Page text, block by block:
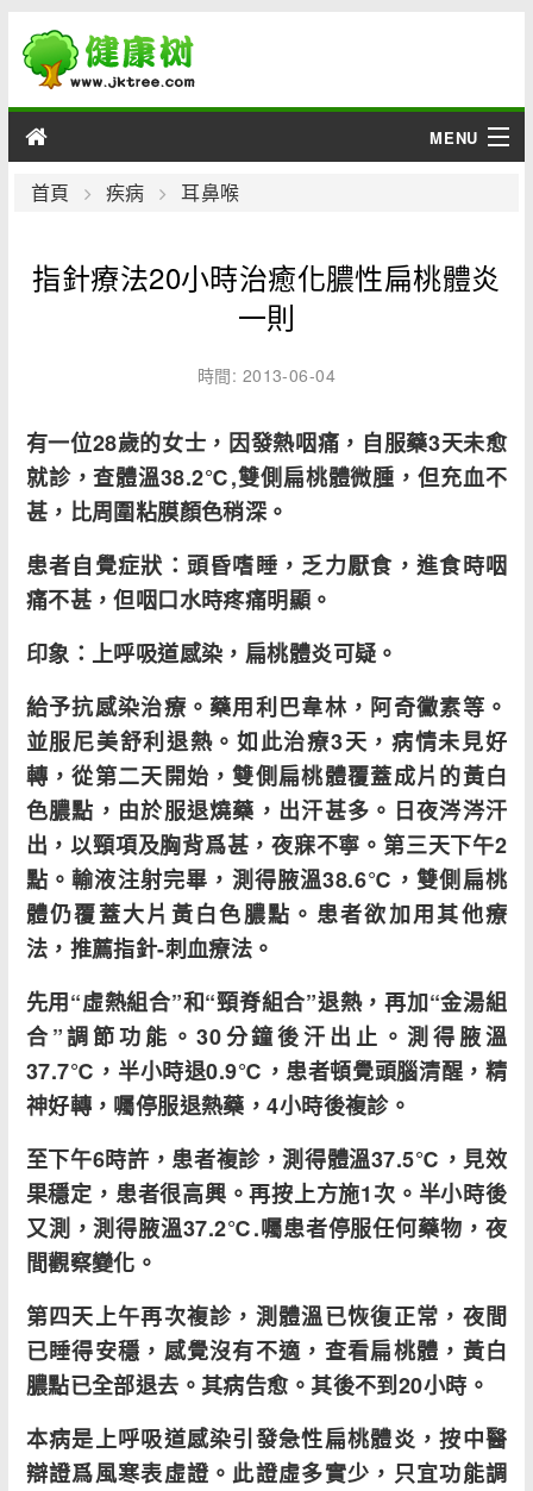
MENU
男性
綜合
疾病
首頁 疾病 耳鼻喉
指針療法20小時治癒化膿性扁桃體炎
一則
時間: 2013-06-04
有一位28歲的女士，因發熱咽痛，自服藥3天未愈
就診，查體溫38.2℃,雙側扁桃體微腫，但充血不
甚，比周圍粘膜顏色稍深。
患者自覺症狀：頭昏嗜睡，乏力厭食，進食時咽
痛不甚，但咽口水時疼痛明顯。
印象：上呼吸道感染，扁桃體炎可疑。
給予抗感染治療。藥用利巴韋林，阿奇黴素等。
並服尼美舒利退熱。如此治療3天，病情未見好
轉，從第二天開始，雙側扁桃體覆蓋成片的黃白
色膿點，由於服退燒藥，出汗甚多。日夜涔涔汗
出，以頸項及胸背爲甚，夜寐不寧。第三天下午2
點。輸液注射完畢，測得腋溫38.6℃，雙側扁桃
體仍覆蓋大片黃白色膿點。患者欲加用其他療
法，推薦指針-刺血療法。
先用“虛熱組合”和“頸脊組合”退熱，再加“金湯組
合”調節功能。30分鐘後汗出止。測得腋溫
37.7℃，半小時退0.9℃，患者頓覺頭腦清醒，精
神好轉，囑停服退熱藥，4小時後複診。
至下午6時許，患者複診，測得體溫37.5℃，見效
果穩定，患者很高興。再按上方施1次。半小時後
又測，測得腋溫37.2℃.囑患者停服任何藥物，夜
間觀察變化。
第四天上午再次複診，測體溫已恢復正常，夜間
已睡得安穩，感覺沒有不適，查看扁桃體，黃白
膿點已全部退去。其病告愈。其後不到20小時。
本病是上呼吸道感染引發急性扁桃體炎，按中醫
辯證爲風寒表虛證。此證虛多實少，只宜功能調